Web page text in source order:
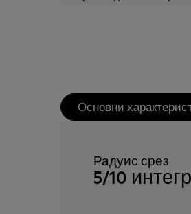
Основни
Радуис срез
5/10